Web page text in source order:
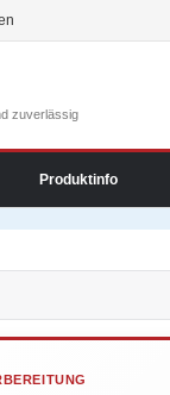
zuverlässig
Produktinfo